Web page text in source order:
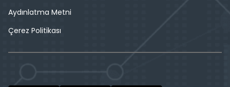
Aydınlatma Metni
Çerez Politikası